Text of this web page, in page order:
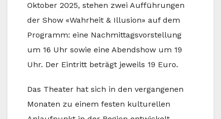
Oktober 2025, stehen zwei Aufführungen
der Show «Wahrheit & Illusion» auf dem
Programm: eine Nachmittagsvorstellung
um 16 Uhr sowie eine Abendshow um 19
Uhr. Der Eintritt beträgt jeweils 19 Euro.
Das Theater hat sich in den vergangenen
Monaten zu einem festen kulturellen